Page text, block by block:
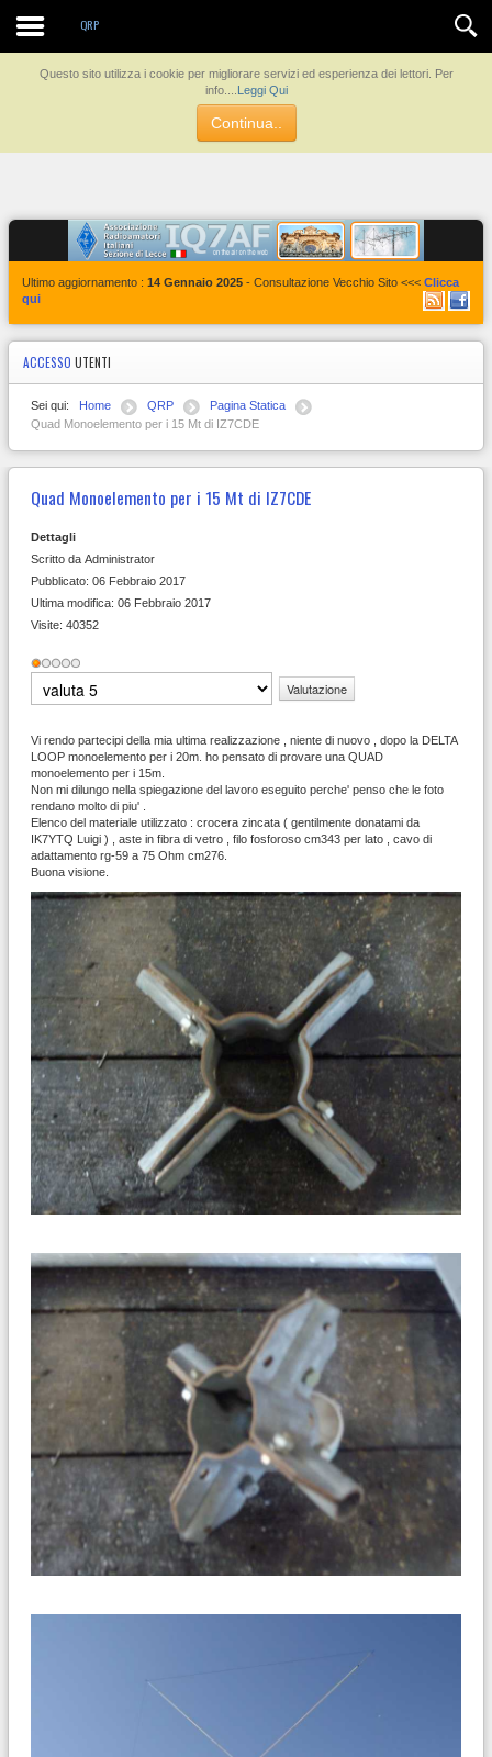
Questo sito utilizza i cookie per migliorare servizi ed esperienza dei lettori. Per
info....
Leggi Qui
Continua..
QRP
Contatti
Ultimo aggiornamento : 14 Gennaio 2025 - Consultazione Vecchio Sito <<< Clicca
qui
ACCESSO UTENTI
Sei qui: Home QRP
Pagina Statica
Quad Monoelemento per i 15 Mt di IZ7CDE
Quad Monoelemento per i 15 Mt di IZ7CDE
Dettagli
Scritto da Administrator
Pubblicato: 06 Febbraio 2017
Ultima modifica: 06 Febbraio 2017
Visite: 40352
Valutazione
Valuta
Vi rendo partecipi della mia ultima realizzazione , niente di nuovo , dopo la DELTA
LOOP monoelemento per i 20m. ho pensato di provare una QUAD
monoelemento per i 15m.
Non mi dilungo nella spiegazione del lavoro eseguito perche' penso che le foto
rendano molto di piu' .
Elenco del materiale utilizzato : crocera zincata ( gentilmente donatami da
IK7YTQ Luigi ) , aste in fibra di vetro , filo fosforoso cm343 per lato , cavo di
adattamento rg-59 a 75 Ohm cm276.
Buona visione.